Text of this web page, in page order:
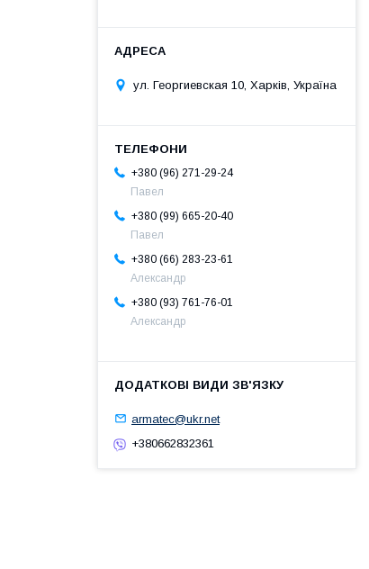
ул. Георгиевская 10, Харків, Україна
+380 (96) 271-29-24
Павел
+380 (99) 665-20-40
Павел
+380 (66) 283-23-61
Александр
+380 (93) 761-76-01
Александр
armatec@ukr.net
+380662832361